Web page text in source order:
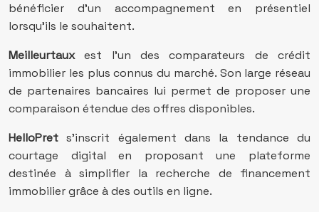
bénéficier d’un accompagnement en présentiel
lorsqu’ils le souhaitent.
Meilleurtauxest l’un des comparateurs de crédit
immobilier les plus connus du marché. Son large réseau
de partenaires bancaires lui permet de proposer une
comparaison étendue des offres disponibles.
HelloPret s’inscrit également dans la tendance du
courtage digital en proposant une plateforme
destinée à simplifier la recherche de financement
immobilier grâce à des outils en ligne.